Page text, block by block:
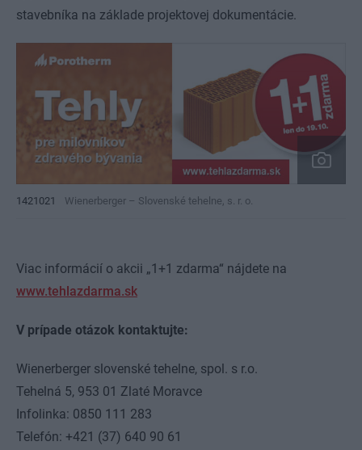
stavebníka na základe projektovej dokumentácie.
1421021 Wienerberger – Slovenské tehelne, s. r. o.
Viac informácií o akcii „1+1 zdarma“ nájdete na
www.tehlazdarma.sk
V prípade otázok kontaktujte:
Wienerberger slovenské tehelne, spol. s r.o.
Tehelná 5, 953 01 Zlaté Moravce
Infolinka: 0850 111 283
Telefón: +421 (37) 640 90 61